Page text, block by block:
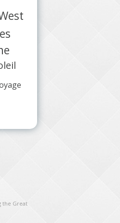
the Great